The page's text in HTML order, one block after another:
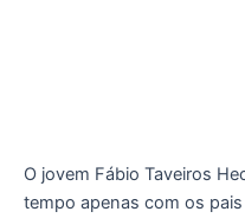
O jovem Fábio Taveiros
tempo apenas com os